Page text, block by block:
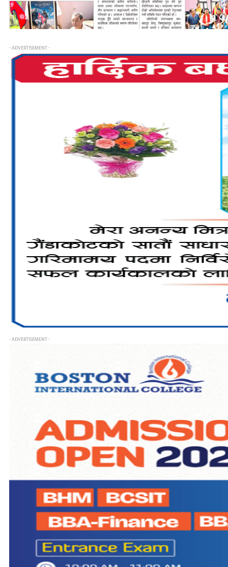
- ADVERTISEMENT -
- ADVERTISEMENT -